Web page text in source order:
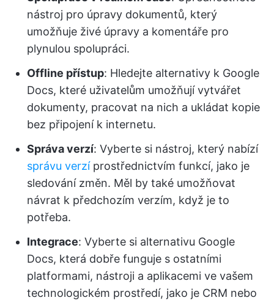
nástroj pro úpravy dokumentů, který
umožňuje živé úpravy a komentáře pro
plynulou spolupráci.
Offline přístup: Hledejte alternativy k Google
Docs, které uživatelům umožňují vytvářet
dokumenty, pracovat na nich a ukládat kopie
bez připojení k internetu.
Správa verzí: Vyberte si nástroj, který nabízí
správu verzíprostřednictvím funkcí, jako je
sledování změn. Měl by také umožňovat
návrat k předchozím verzím, když je to
potřeba.
Integrace: Vyberte si alternativu Google
Docs, která dobře funguje s ostatními
platformami, nástroji a aplikacemi ve vašem
technologickém prostředí, jako je CRM nebo